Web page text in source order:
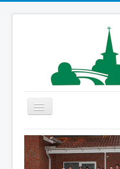
Navigation
an/aus
Startseite
Gruppen